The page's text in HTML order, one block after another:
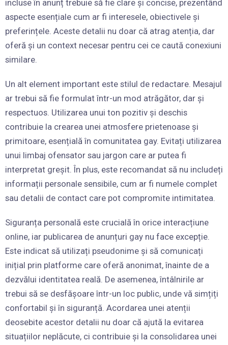
incluse în anunț trebuie să fie clare și concise, prezentând
aspecte esențiale cum ar fi interesele, obiectivele și
preferințele. Aceste detalii nu doar că atrag atenția, dar
oferă și un context necesar pentru cei ce caută conexiuni
similare.
Un alt element important este stilul de redactare. Mesajul
ar trebui să fie formulat într-un mod atrăgător, dar și
respectuos. Utilizarea unui ton pozitiv și deschis
contribuie la crearea unei atmosfere prietenoase și
primitoare, esențială în comunitatea gay. Evitați utilizarea
unui limbaj ofensator sau jargon care ar putea fi
interpretat greșit. În plus, este recomandat să nu includeți
informații personale sensibile, cum ar fi numele complet
sau detalii de contact care pot compromite intimitatea.
Siguranța personală este crucială în orice interacțiune
online, iar publicarea de anunțuri gay nu face excepție.
Este indicat să utilizați pseudonime și să comunicați
inițial prin platforme care oferă anonimat, înainte de a
dezvălui identitatea reală. De asemenea, întâlnirile ar
trebui să se desfășoare într-un loc public, unde vă simțiți
confortabil și în siguranță. Acordarea unei atenții
deosebite acestor detalii nu doar că ajută la evitarea
situațiilor neplăcute, ci contribuie și la consolidarea unei